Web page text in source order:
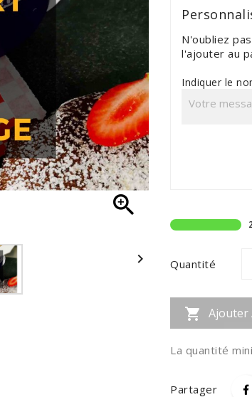


N'oubliez
l'ajouter au
Indiquer le
Quantité
 Ajouter
La quantité
Partager